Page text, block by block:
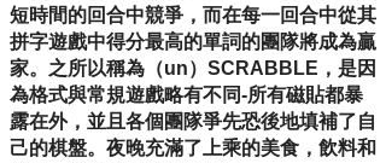
短時間的回合中競爭，而在每一回合中從其
拼字遊戲中得分最高的單詞的團隊將成為贏
家。之所以稱為（un）SCRABBLE，是因
為格式與常規遊戲略有不同-所有磁貼都暴
露在外，並且各個團隊爭先恐後地填補了自
己的棋盤。夜晚充滿了上乘的美食，飲料和